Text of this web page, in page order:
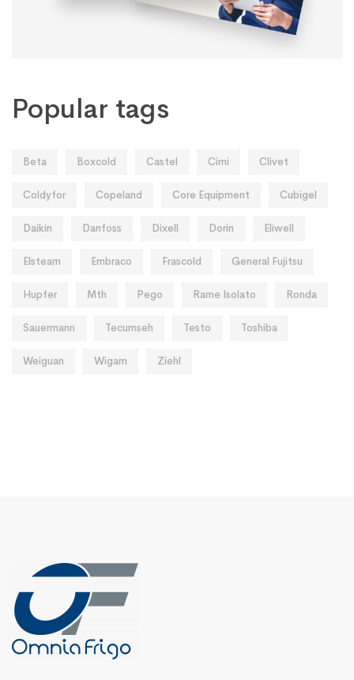
Popular tags
Beta Boxcold Castel Cimi Clivet
Coldyfor Copeland Core Equipment Cubigel
Daikin Danfoss Dixell Dorin Eliwell
Elsteam Embraco Frascold General Fujitsu
Hupfer Mth Pego Rame Isolato Ronda
Sauermann Tecumseh Testo Toshiba
Weiguan Wigam Ziehl